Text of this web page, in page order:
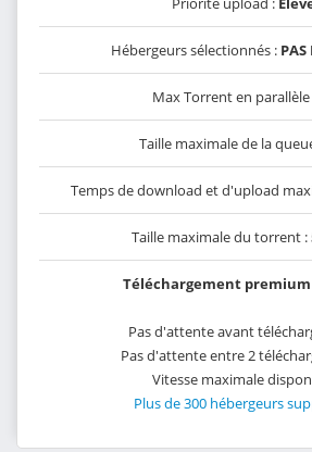
Hébergeurs sélectionnés : PAS
Max Torrent en parallèle
Taille maximale de la
Temps de download et d'upload
Taille maximale du torrent :
Téléchargement
Pas d'attente avant
Pas d'attente entre 2
Vitesse maximale
Plus de 300 hébergeurs